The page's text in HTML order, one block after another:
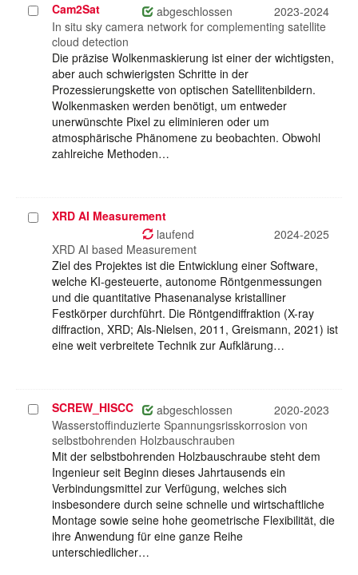
Projekt
auswählen
Cam2Sat abgeschlossen
2023-2024
In situ sky camera network for complementing satellite
cloud detection
Die präzise Wolkenmaskierung ist einer der wichtigsten,
aber auch schwierigsten Schritte in der
Prozessierungskette von optischen Satellitenbildern.
Wolkenmasken werden benötigt, um entweder
unerwünschte Pixel zu eliminieren oder um
atmosphärische Phänomene zu beobachten. Obwohl
zahlreiche Methoden…
ProjektXRD AI Measurement
laufend
2024-2025
XRD AI based Measurement
Ziel des Projektes ist die Entwicklung einer Software,
welche KI-gesteuerte, autonome Röntgenmessungen
und die quantitative Phasenanalyse kristalliner
Festkörper durchführt. Die Röntgendiffraktion (X-ray
diffraction, XRD; Als-Nielsen, 2011, Greismann, 2021) ist
eine weit verbreitete Technik zur Aufklärung…
Projekt
auswählen
SCREW_HISCC abgeschlossen
2020-2023
Wasserstoffinduzierte Spannungsrisskorrosion von
selbstbohrenden Holzbauschrauben
Mit der selbstbohrenden Holzbauschraube steht dem
Ingenieur seit Beginn dieses Jahrtausends ein
Verbindungsmittel zur Verfügung, welches sich
insbesondere durch seine schnelle und wirtschaftliche
Montage sowie seine hohe geometrische Flexibilität, die
ihre Anwendung für eine ganze Reihe
unterschiedlicher…